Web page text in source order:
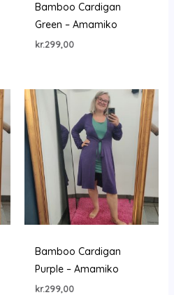
Bamboo Cardigan
Green – Amamiko
kr.299,00
Bamboo Cardigan
Purple – Amamiko
kr.299,00